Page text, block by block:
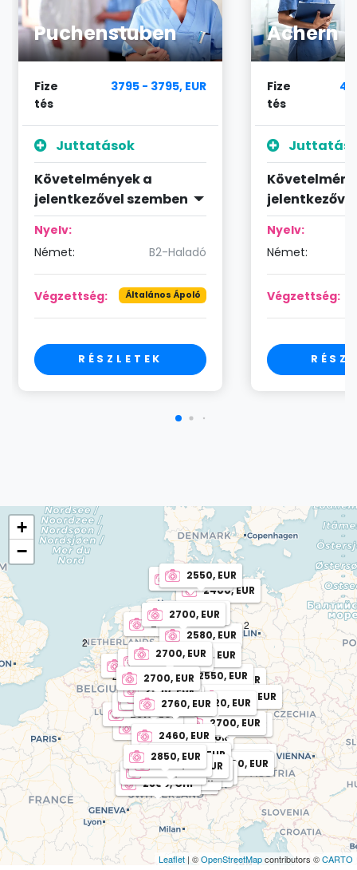
Puchenstuben
Fize
tés
3795 - 3795, EUR
Juttatások
Követelmények a
jelentkezővel szemben
Nyelv:
Német:
B2-Haladó
Végzettség: Általános Ápoló
RÉSZLETEK
Achern
Fize
tés
Nyelv:
Német:
Végzettség:
2
2
2
2
2
2
2
2
5
2
2
2
4
2
2
2
2
2400, EUR
2460, EUR
2550, EUR
2400, EUR
2580, EUR
3240, EUR
2700, EUR
2700, EUR
2700, EUR
2460, EUR
2160, EUR
2550, EUR
2490, EUR
2700, EUR
3000, EUR
2700, EUR
2700, EUR
2700, EUR
2400, EUR
2610, EUR
2700, EUR
2430, EUR
2610, EUR
2700, EUR 2820, EUR
2850, EUR
2550, EUR
2700, EUR
2760, EUR
2900, CHF
3200, CHF
3000, CHF
2900, CHF
2800, CHF
2460, EUR
2430, EUR
2370, EUR
2550, EUR
2340, EUR
3000, CHF
2520, EUR
2850, EUR
+
−
Leaflet | ©OpenStreetMapcontributors ©CARTO